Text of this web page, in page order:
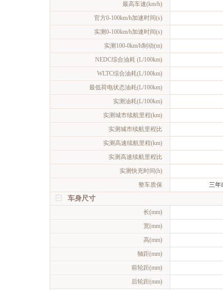
最高车速(km/h)
官方0-100km/h加速时间(s)
实测0-100km/h加速时间(s)
实测100-0km/h制动(m)
NEDC综合油耗 (L/100km)
WLTC综合油耗(L/100km)
最低荷电状态油耗(L/100km)
实测油耗(L/100km)
实测城市续航里程(km)
实测城市续航里程比
实测高速续航里程(km)
实测高速续航里程比
实测快充时间(h)
整车质保
三年
车身尺寸
长(mm)
宽(mm)
高(mm)
轴距(mm)
前轮距(mm)
后轮距(mm)